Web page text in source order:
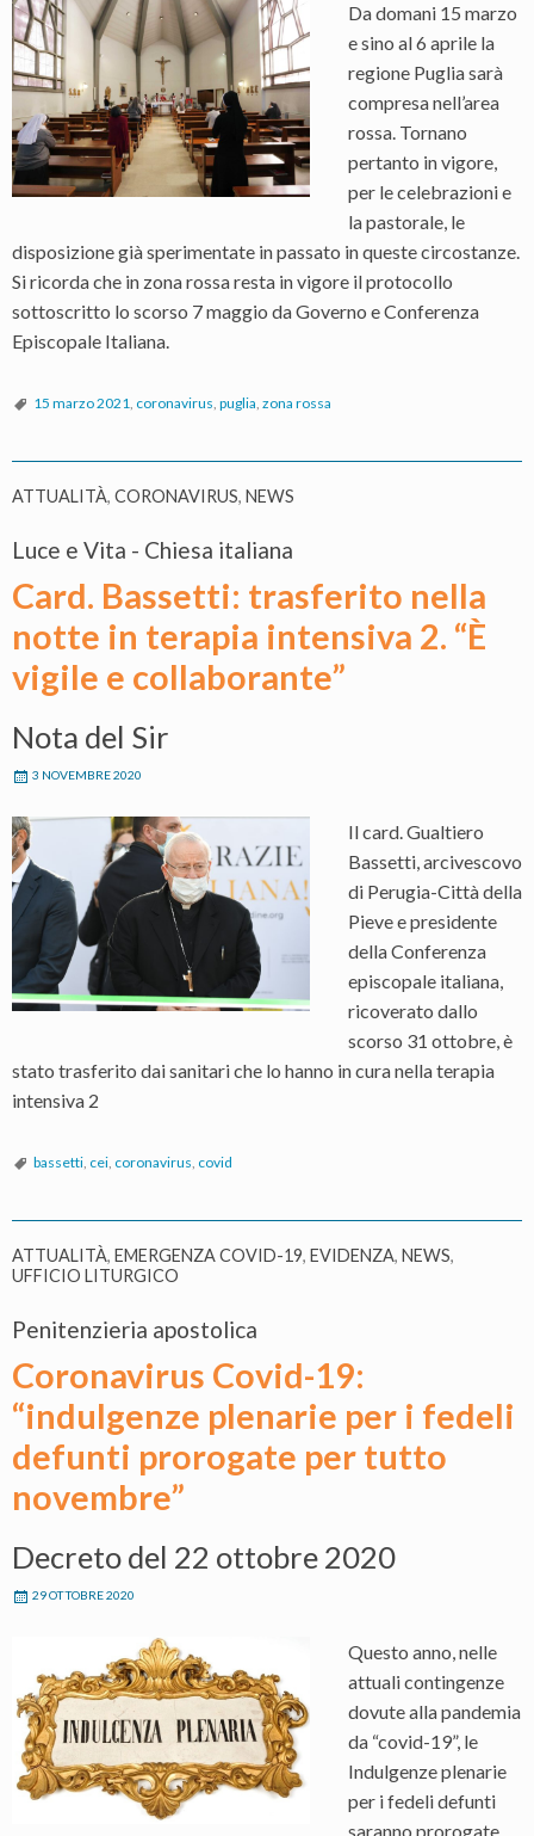
Da domani 15 marzo
e sino al 6 aprile la
regione Puglia sarà
compresa nell’area
rossa. Tornano
pertanto in vigore,
per le celebrazioni e
la pastorale, le
disposizione già sperimentate in passato in queste circostanze.
Si ricorda che in zona rossa resta in vigore il protocollo
sottoscritto lo scorso 7 maggio da Governo e Conferenza
Episcopale Italiana.
15 marzo 2021, coronavirus, puglia, zona rossa
ATTUALITÀ, CORONAVIRUS, NEWS
Luce e Vita - Chiesa italiana
Card. Bassetti: trasferito nella
notte in terapia intensiva 2. “È
vigile e collaborante”
Nota del Sir
3 NOVEMBRE 2020
Il card. Gualtiero
Bassetti, arcivescovo
di Perugia-Città della
Pieve e presidente
della Conferenza
episcopale italiana,
ricoverato dallo
scorso 31 ottobre, è
stato trasferito dai sanitari che lo hanno in cura nella terapia
intensiva 2
bassetti, cei, coronavirus, covid
ATTUALITÀ, EMERGENZA COVID-19, EVIDENZA, NEWS,
UFFICIO LITURGICO
Penitenzieria apostolica
Coronavirus Covid-19:
“indulgenze plenarie per i fedeli
defunti prorogate per tutto
novembre”
Decreto del 22 ottobre 2020
29 OTTOBRE 2020
Questo anno, nelle
attuali contingenze
dovute alla pandemia
da “covid-19”, le
Indulgenze plenarie
per i fedeli defunti
saranno prorogate